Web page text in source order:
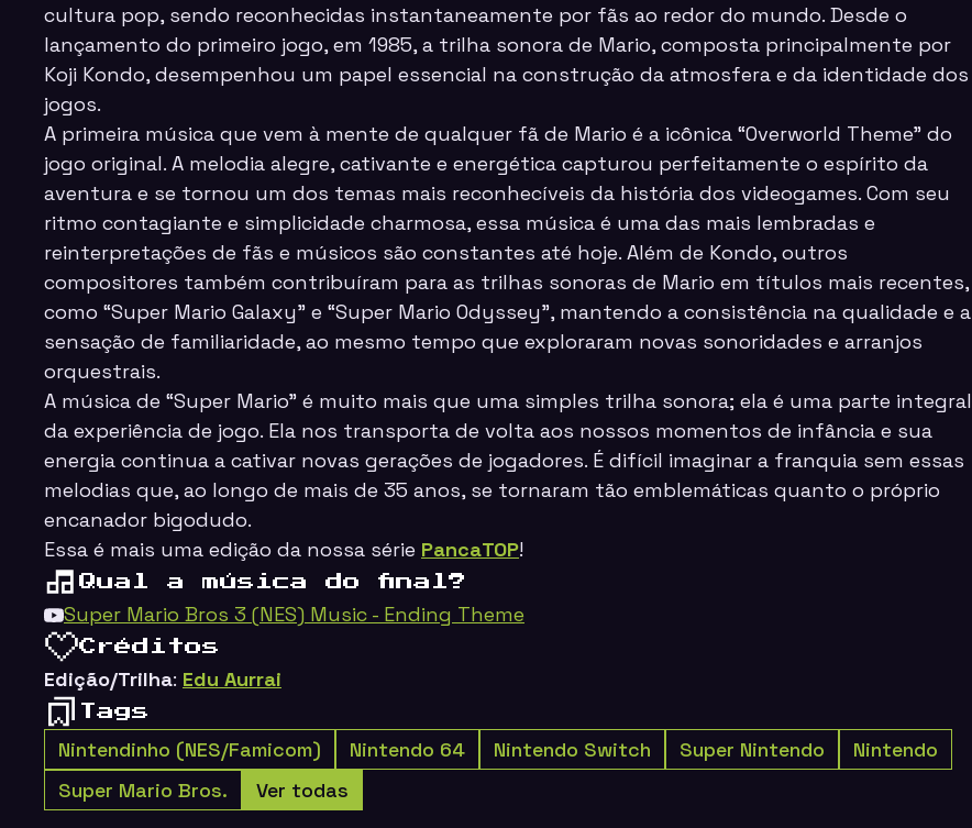
cultura pop, sendo reconhecidas instantaneamente por fãs ao redor do mundo. Desde o
lançamento do primeiro jogo, em 1985, a trilha sonora de Mario, composta principalmente por
Koji Kondo, desempenhou um papel essencial na construção da atmosfera e da identidade dos
jogos.
A primeira música que vem à mente de qualquer fã de Mario é a icônica “Overworld Theme” do
jogo original. A melodia alegre, cativante e energética capturou perfeitamente o espírito da
aventura e se tornou um dos temas mais reconhecíveis da história dos videogames. Com seu
ritmo contagiante e simplicidade charmosa, essa música é uma das mais lembradas e
reinterpretações de fãs e músicos são constantes até hoje. Além de Kondo, outros
compositores também contribuíram para as trilhas sonoras de Mario em títulos mais recentes,
como “Super Mario Galaxy” e “Super Mario Odyssey”, mantendo a consistência na qualidade e a
sensação de familiaridade, ao mesmo tempo que exploraram novas sonoridades e arranjos
orquestrais.
A música de “Super Mario” é muito mais que uma simples trilha sonora; ela é uma parte integral
da experiência de jogo. Ela nos transporta de volta aos nossos momentos de infância e sua
energia continua a cativar novas gerações de jogadores. É difícil imaginar a franquia sem essas
melodias que, ao longo de mais de 35 anos, se tornaram tão emblemáticas quanto o próprio
encanador bigodudo.
Essa é mais uma edição da nossa série PancaTOP!
Qual a música do final?
Super Mario Bros 3 (NES) Music - Ending Theme
Créditos
Edição/Trilha: Edu Aurrai
Tags
Nintendinho (NES/Famicom) Nintendo 64 Nintendo Switch Super Nintendo
Nintendo
Super Mario Bros.
Ver todas